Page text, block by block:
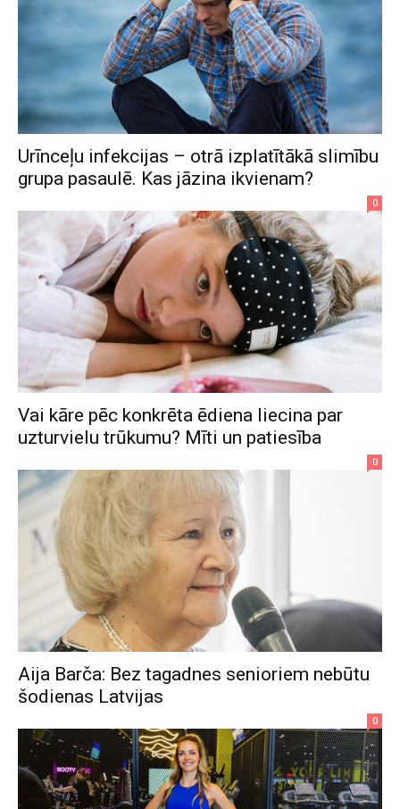
Urīnceļu infekcijas – otrā izplatītākā slimību
grupa pasaulē. Kas jāzina ikvienam?
0
Vai kāre pēc konkrēta ēdiena liecina par
uzturvielu trūkumu? Mīti un patiesība
0
Aija Barča: Bez tagadnes senioriem nebūtu
šodienas Latvijas
0